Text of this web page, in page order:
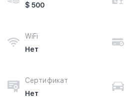
$ 500
WiFi
Нет
Сертификат
Нет